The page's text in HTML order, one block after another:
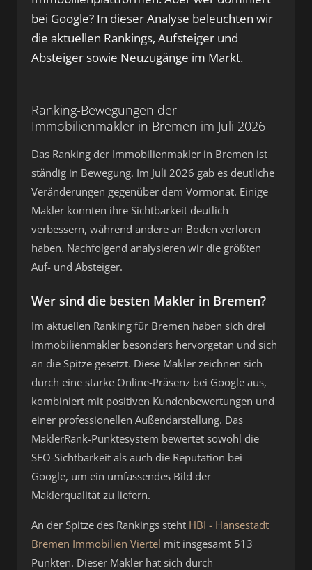
bei Google? In dieser Analyse beleuchten wir
die aktuellen Rankings, Aufsteiger und
Absteiger sowie Neuzugänge im Markt.
Ranking-Bewegungen der
Immobilienmakler in Bremen im Juli 2026
Das Ranking der Immobilienmakler in Bremen ist
ständig in Bewegung. Im Juli 2026 gab es deutliche
Veränderungen gegenüber dem Vormonat. Einige
Makler konnten ihre Sichtbarkeit deutlich
verbessern, während andere an Boden verloren
haben. Nachfolgend analysieren wir die größten
Auf- und Absteiger.
Wer sind die besten Makler in Bremen?
Im aktuellen Ranking für Bremen haben sich drei
Immobilienmakler besonders hervorgetan und sich
an die Spitze gesetzt. Diese Makler zeichnen sich
durch eine starke Online-Präsenz bei Google aus,
kombiniert mit positiven Kundenbewertungen und
einer professionellen Außendarstellung. Das
MaklerRank-Punktesystem bewertet sowohl die
SEO-Sichtbarkeit als auch die Reputation bei
Google, um ein umfassendes Bild der
Maklerqualität zu liefern.
An der Spitze des Rankings steht HBI - Hansestadt
Bremen Immobilien Viertel mit insgesamt 513
Punkten. Dieser Makler hat sich durch